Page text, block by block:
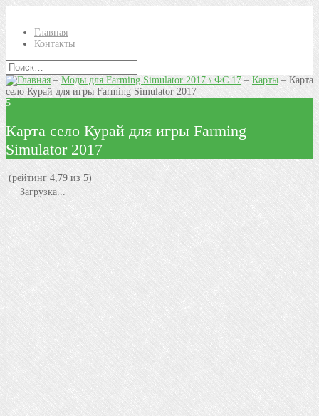
Главная
Контакты
–Моды для Farming Simulator 2017 \ ФС 17– Карты– Карта
село Курай для игры Farming Simulator 2017
5
Карта село Курай для игры Farming
Simulator 2017
(рейтинг 4,79 из 5)
Загрузка...